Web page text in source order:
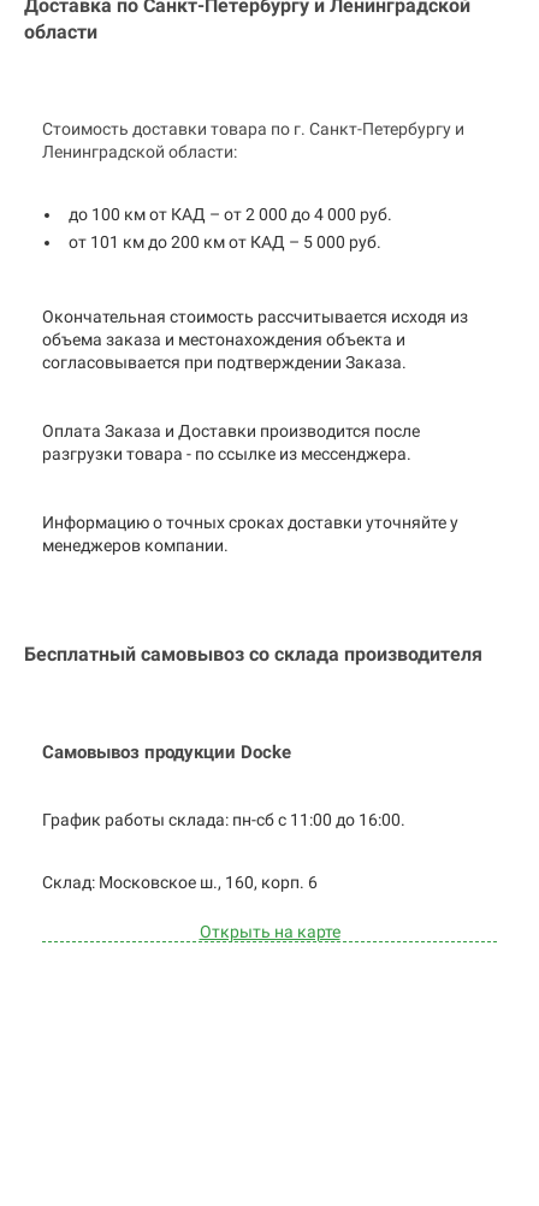
Доставка по Санкт-Петербургу и Ленинградской
области
Стоимость доставки товара по г. Санкт-Петербургу и
Ленинградской области:
до 100 км от КАД – от 2 000 до 4 000 руб.
от 101 км до 200 км от КАД – 5 000 руб.
Окончательная стоимость рассчитывается исходя из
объема заказа и местонахождения объекта и
согласовывается при подтверждении Заказа.
Оплата Заказа и Доставки производится после
разгрузки товара - по ссылке из мессенджера.
Информацию о точных сроках доставки уточняйте у
менеджеров компании.
Бесплатный самовывоз со склада производителя
Самовывоз продукции Docke
График работы склада: пн-сб с 11:00 до 16:00.
Cклад: Московское ш., 160, корп. 6
Открыть на карте